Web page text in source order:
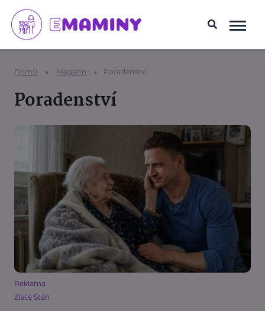
Domů Magazín Poradenství
Poradenství
Reklama
Zlaté Stáří